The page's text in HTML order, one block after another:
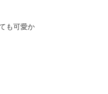
も可愛か